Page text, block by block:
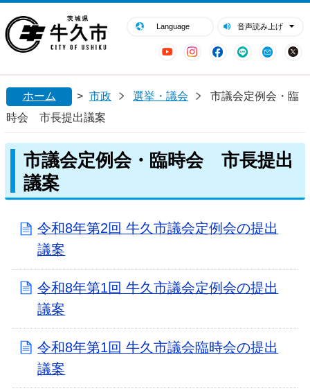
Language 音声読み上げ
YouTubeInstagram
Facebook
LINE Mail
閉じる
ホーム > 市政 選挙・議会
市議会定例会・臨
時会 市長提出議案
市議会定例会・臨時会 市長提出
議案
令和8年第2回 牛久市議会定例会の提出
議案
令和8年第1回 牛久市議会定例会の提出
議案
令和8年第1回 牛久市議会臨時会の提出
議案